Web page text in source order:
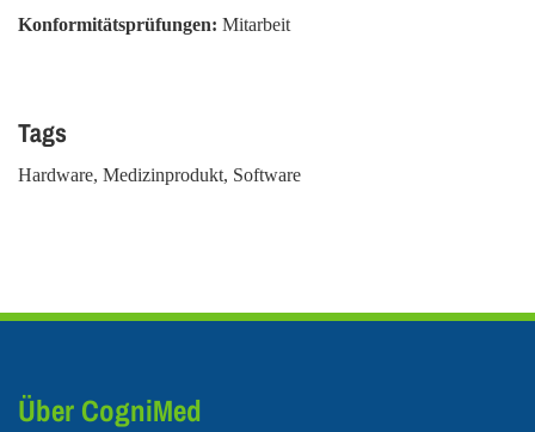
Konformitätsprüfungen: Mitarbeit
Tags
Hardware, Medizinprodukt, Software
Über CogniMed